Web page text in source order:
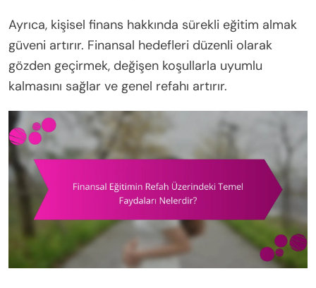
Ayrıca, kişisel finans hakkında sürekli eğitim almak
güveni artırır. Finansal hedefleri düzenli olarak
gözden geçirmek, değişen koşullarla uyumlu
kalmasını sağlar ve genel refahı artırır.